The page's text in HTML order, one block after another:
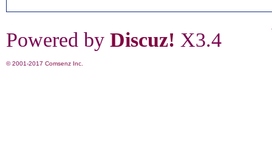
Powered by Discuz! X3.4
© 2001-2017 Comsenz Inc.